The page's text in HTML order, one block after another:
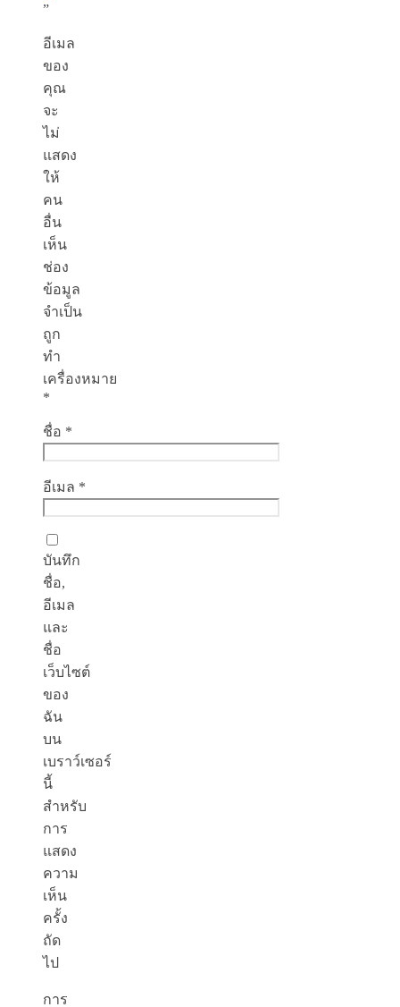
”
อีเมล
ของ
คุณ
จะ
ไม่
แสดง
ให้
คน
อื่น
เห็น
ช่อง
ข้อมูล
จำเป็น
ถูก
ทำ
เครื่องหมาย
*
ชื่อ *
อีเมล *
บันทึก
ชื่อ,
อีเมล
และ
ชื่อ
เว็บไซต์
ของ
ฉัน
บน
เบราว์เซอร์
นี้
สำหรับ
การ
แสดง
ความ
เห็น
ครั้ง
ถัด
ไป
การ